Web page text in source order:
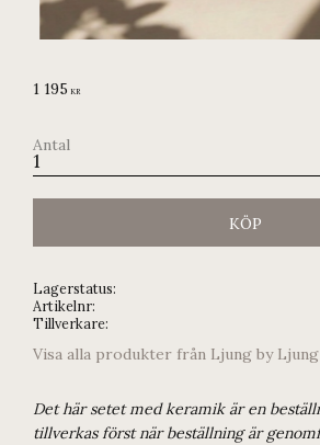
1 195 KR
Antal
KÖP
Lagerstatus
Artikelnr
Tillverkare
Visa alla produkter från Ljung by Ljung
Det här setet med keramik är en
tillverkas först när beställning är